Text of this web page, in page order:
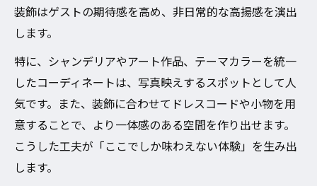
装飾はゲストの期待感を高め、非日常的な高揚感を演出
します。
特に、シャンデリアやアート作品、テーマカラーを統一
したコーディネートは、写真映えするスポットとして人
気です。また、装飾に合わせてドレスコードや小物を用
意することで、より一体感のある空間を作り出せます。
こうした工夫が「ここでしか味わえない体験」を生み出
します。